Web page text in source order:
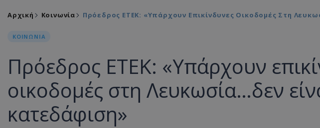
Αρχική Κοινωνία Πρόεδρος ΕΤΕΚ: «Υπάρχουν Επικίνδυνες Οικοδομές Στη
ΚΟΙΝΩΝΙΑ
Πρόεδρος ΕΤΕΚ: «Υπάρχουν
οικοδομές στη Λευκωσία…δεν
κατεδάφιση»